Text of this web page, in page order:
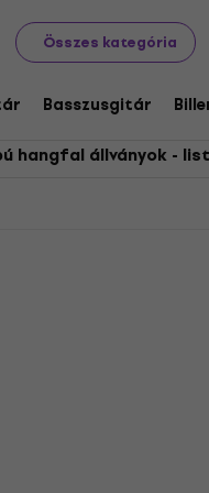
Összes kategória
Basszusgitár
Hangfalak Hangfal állványok
hangfal állványok -